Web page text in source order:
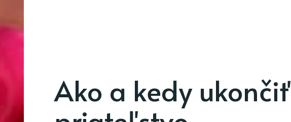
Ako a kedy ukončiť